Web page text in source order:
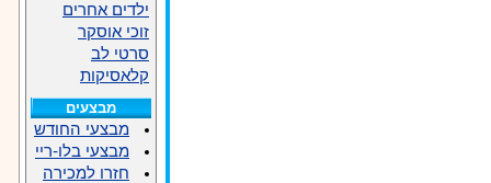
ילדים אחרים
זוכי אוסקר
סרטי לב
קלאסיקות
מבצעים
מבצעי החודש
מבצעי בלו-ריי
חזרו למכירה